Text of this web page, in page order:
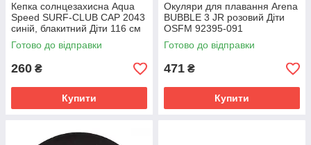
Кепка солнцезахисна Aqua
Speed SURF-CLUB CAP 2043
синій, блакитний Діти 116 см
384-02
Готово до відправки
260 ₴
Купити
Окуляри для плавання Arena
BUBBLE 3 JR розовий Діти
OSFM 92395-091
Готово до відправки
471 ₴
Купити